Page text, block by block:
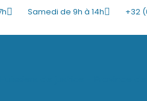
Samedi de 9h à 14h +32